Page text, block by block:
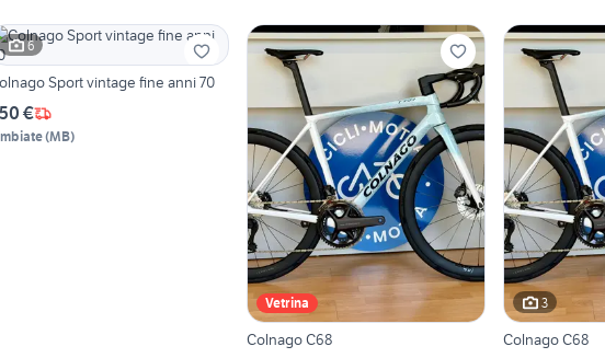
6
Sport vintage fine anni 70
€
(MB)
Vetrina
Colnago C68
3
Colnago C68